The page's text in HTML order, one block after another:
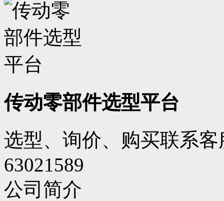
传动零部件选型平台
选型、询价、购买联系
63021589
公司简介